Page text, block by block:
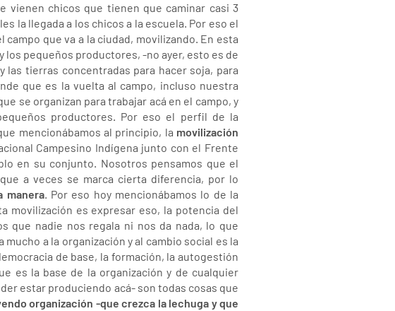
vienen chicos que tienen que caminar casi 3
la llegada a los chicos a la escuela. Por eso el
que va a la ciudad, movilizando. En esta
pequeños productores, -no ayer, esto es de
tierras concentradas para hacer soja, para
que es la vuelta al campo, incluso nuestra
se organizan para trabajar acá en el campo, y
productores. Por eso el perfil de la
mencionábamos al principio, la movilización
Campesino Indígena junto con el Frente
en su conjunto. Nosotros pensamos que el
a veces se marca cierta diferencia, por lo
manera. Por eso hoy mencionábamos lo de la
movilización es expresar eso, la potencia del
que nadie nos regala ni nos da nada, lo que
a la organización y al cambio social es la
de base, la formación, la autogestión
es la base de la organización y de cualquier
estar produciendo acá- son todas cosas que
organización -que crezca la lechuga y que